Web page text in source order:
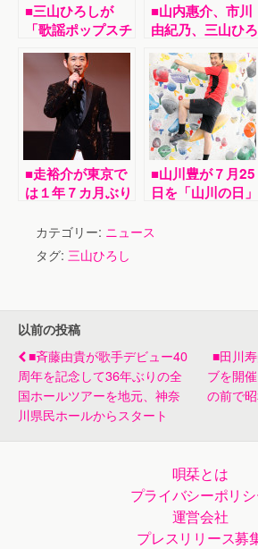
■三山ひろしが
「歌謡ポップスチ
ャンネル」の特番
「三山ひろし探検
隊シリーズ」で、
東京の珍スポット
５カ所をロケ探
検。放送は11月
23日
■山内惠介、市川
由紀乃、三山ひろ
しが、三波春夫さ
んの没後15年企
画公演で共演。三
波さんの名曲を披
露
■走裕介が東京で
は１年７カ月ぶり
ト。この日のため
に猛特訓した長台
詞「外郎売り」に
■山川豊が７月25
日を「山川の日」
ンジシリーズ第１
カテゴリー: ニュース
タグ: 三山ひろし
以前の投稿
■斉藤由貴が歌手デビュー40
周年を記念して36年ぶりの全
国ホールツアーを地元、神奈
川県民ホールからスタート
■田川
ブを開
の前で
唄栞とは
プライバシーポリ
運営会社
プレスリリース募